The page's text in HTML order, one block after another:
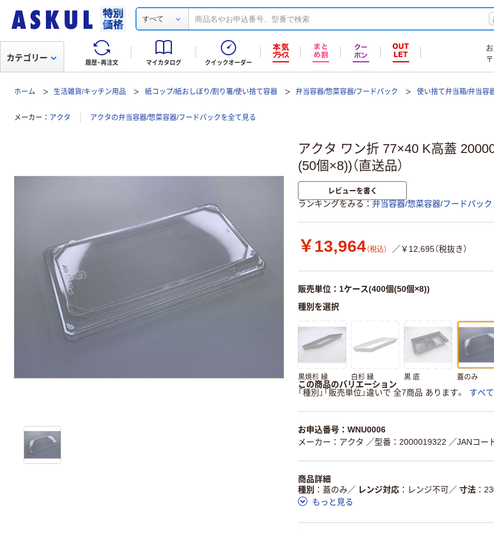
すべて
履歴・再注文 マイカタログ クイックオーダー
カテゴリー
ホーム 生活雑貨/キッチン用品 紙コップ/紙おしぼり/割り箸/使い捨て容器 弁当容器/惣菜容器/フードパック 使い捨て弁当箱/弁当容
メーカー アクタ アクタの弁当容器/惣菜容器/フードパックを全て見る
アクタ ワン折 77×40 K高蓋
(50個×8))（直送品）
レビューを書く
ランキングをみる 弁当容器/惣菜容器/フードパック
￥13,964（税込） ／￥12,695（税抜き）
販売単位：1ケース(400個(50個×8))
種別を選択
黒焼杉 縁 白杉 縁 黒 底 蓋のみ
この商品のバリエーション
「種別」「販売単位」違いで 全7商品 あります。
すべ
お申込番号：WNU0006
メーカー：アクタ ／型番：2000019322 ／JANコー
商品詳細
種別
蓋のみ ／ レンジ対応 レンジ不可／ 寸法
もっと見る